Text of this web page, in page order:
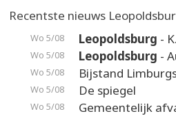
Recentste nieuws
Wo 5/08 Leopoldsburg -
Wo 5/08 Leopoldsburg -
Wo 5/08 Bijstand
Wo 5/08 De spiegel
Wo 5/08 Gemeentelijk